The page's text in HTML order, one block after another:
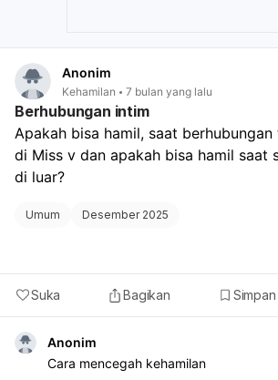
Anonim
Kehamilan 7 bulan yang lalu
Berhubungan intim
Apakah bisa hamil, saat
di Miss v dan apakah bisa hamil saat
di luar?
Umum Desember 2025
Suka Bagikan Simpan
Anonim
Cara mencegah kehamilan